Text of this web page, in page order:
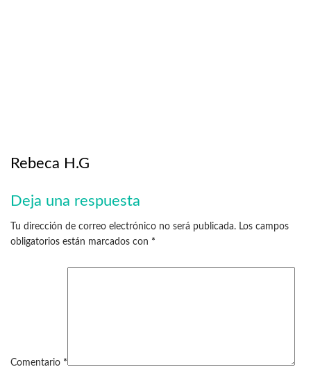
Rebeca H.G
Deja una respuesta
Tu dirección de correo electrónico no será publicada. Los campos
obligatorios están marcados con *
Comentario *